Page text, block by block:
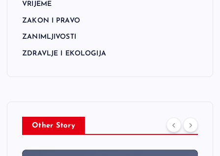
VRIJEME
ZAKON I PRAVO
ZANIMLJIVOSTI
ZDRAVLJE I EKOLOGIJA
Other Story